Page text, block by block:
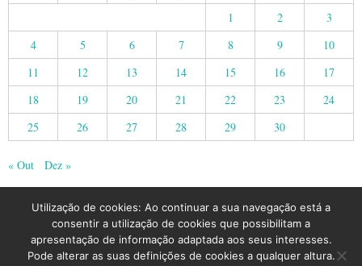
1 2
3
4
5 6 7 8 9
10
11
12 13 14 15 16
17
18
19 20 21 22 23
24
25
26 27 28 29 30
« Out Dez »
Utilização de cookies: Ao continuar a sua navegação está a
consentir a utilização de cookies que possibilitam a
apresentação de informação adaptada aos seus interesses.
Pode alterar as suas definições de cookies a qualquer altura.